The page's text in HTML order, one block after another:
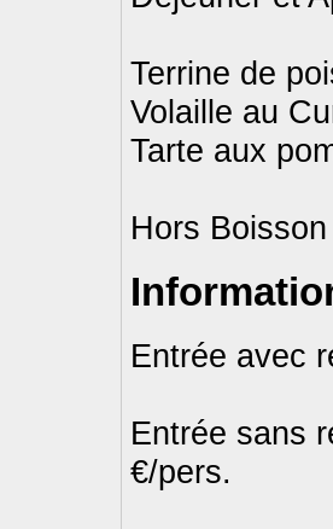
Terrine de
Volaille au
Tarte aux
Hors Boisson
Entrée avec
Entrée sans
€/pers.